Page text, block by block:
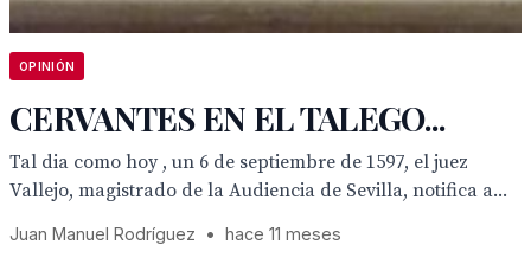
OPINIÓN
CERVANTES EN EL TALEGO...
Tal dia como hoy , un 6 de septiembre de 1597, el juez
Vallejo, magistrado de la Audiencia de Sevilla, notifica a...
Juan Manuel Rodríguez • hace 11 meses